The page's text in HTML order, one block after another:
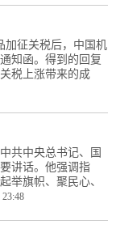
加征关税后，中国机
知函。得到的回复
税上涨带来的成
共中央总书记、国
讲话。他强调指
举旗帜、聚民心、
23:48